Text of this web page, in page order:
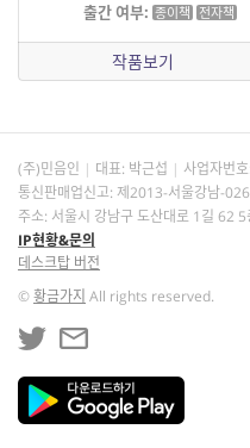
출간 여부: 종이책 전자책
작품보기
(주)민음인 대표: 박근섭 사업자번호:
통신판매업신고: 제2013-서울강남-
주소: 서울시 강남구 도산대로 1길 62 5
IP현황&문의
데스크탑 버전
©황금가지 All rights reserved.